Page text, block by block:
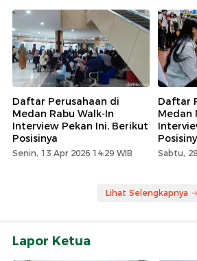
Daftar Perusahaan di
Medan Rabu Walk-In
Interview Pekan Ini, Berikut
Posisinya
Senin, 13 Apr 2026 14:29 WIB
Daftar
Medan
Sabtu,
Lihat Selengkapnya
Lapor Ketua